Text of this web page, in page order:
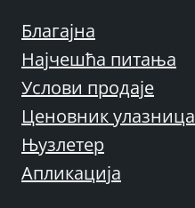
Благајна
Најчешћа питања
Услови продаје
Ценовник улазница
Њузлетер
Апликација